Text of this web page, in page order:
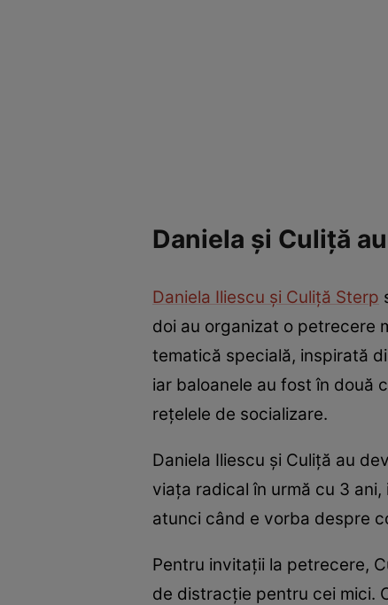
Daniela și Culiță
Daniela Iliescu și Culiță Sterp
doi au organizat o petrecere
tematică specială, inspirată
iar baloanele au fost în două
rețelele de socializare.
Daniela Iliescu și Culiță au
viața radical în urmă cu 3
atunci când e vorba despre
Pentru invitații la petrecere,
de distracție pentru cei mici.